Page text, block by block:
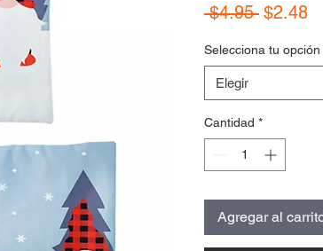
$4.95 Precio
$2.48
Selecciona tu opción
Elegir
Cantidad *
Agregar al